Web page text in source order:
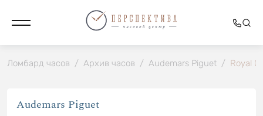
Ломбард часов / Архив часов / Audemars Piguet / Royal
Audemars Piguet